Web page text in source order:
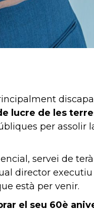
lucre de les
per assolir
servei de
director executiu
està per venir.
el seu 60è